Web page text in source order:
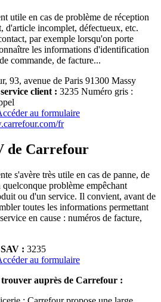
utile en cas de problème de réception
d'article incomplet, défectueux, etc.
par exemple lorsqu'on porte
les informations d'identification
commande, de facture...
93, avenue de Paris 91300 Massy
client : 3235 Numéro gris :
au formulaire
fr
de Carrefour
s'avère très utile en cas de panne, de
problème empêchant
ou d'un service. Il convient, avant de
toutes les informations permettant
en cause : numéros de facture,
: 3235
au formulaire
trouver auprès de Carrefour :